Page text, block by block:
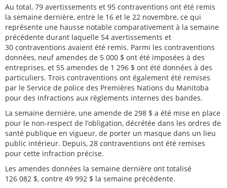
Au total, 79 avertissements et 95 contraventions ont été remis
la semaine dernière, entre le 16 et le 22 novembre, ce qui
représente une hausse notable comparativement à la semaine
précédente durant laquelle 54 avertissements et
30 contraventions avaient été remis. Parmi les contraventions
données, neuf amendes de 5 000 $ ont été imposées à des
entreprises, et 55 amendes de 1 296 $ ont été données à des
particuliers. Trois contraventions ont également été remises
par le Service de police des Premières Nations du Manitoba
pour des infractions aux règlements internes des bandes.
La semaine dernière, une amende de 298 $ a été mise en place
pour le non-respect de l’obligation, décrétée dans les ordres de
santé publique en vigueur, de porter un masque dans un lieu
public intérieur. Depuis, 28 contraventions ont été remises
pour cette infraction précise.
Les amendes données la semaine dernière ont totalisé
126 082 $, contre 49 992 $ la semaine précédente.